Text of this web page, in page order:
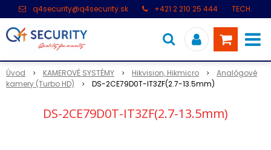
q4security@q4security.sk +421 2 210 25 444
TECH.
Úvod KAMEROVÉ SYSTÉMY Hikvision, Hikmicro
Analógové
kamery (Turbo HD)
DS-2CE79D0T-IT3ZF(2.7-13.5mm)
DS-2CE79D0T-IT3ZF(2.7-13.5mm)